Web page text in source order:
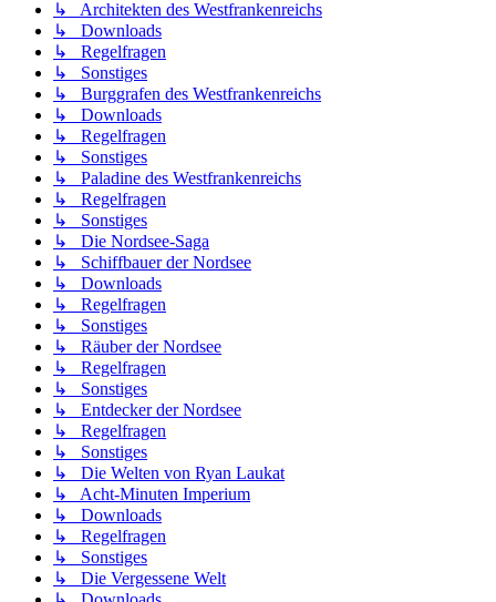
↳ Architekten des Westfrankenreichs
↳ Downloads
↳ Regelfragen
↳ Sonstiges
↳ Burggrafen des Westfrankenreichs
↳ Downloads
↳ Regelfragen
↳ Sonstiges
↳ Paladine des Westfrankenreichs
↳ Regelfragen
↳ Sonstiges
↳ Die Nordsee-Saga
↳ Schiffbauer der Nordsee
↳ Downloads
↳ Regelfragen
↳ Sonstiges
↳ Räuber der Nordsee
↳ Regelfragen
↳ Sonstiges
↳ Entdecker der Nordsee
↳ Regelfragen
↳ Sonstiges
↳ Die Welten von Ryan Laukat
↳ Acht-Minuten Imperium
↳ Downloads
↳ Regelfragen
↳ Sonstiges
↳ Die Vergessene Welt